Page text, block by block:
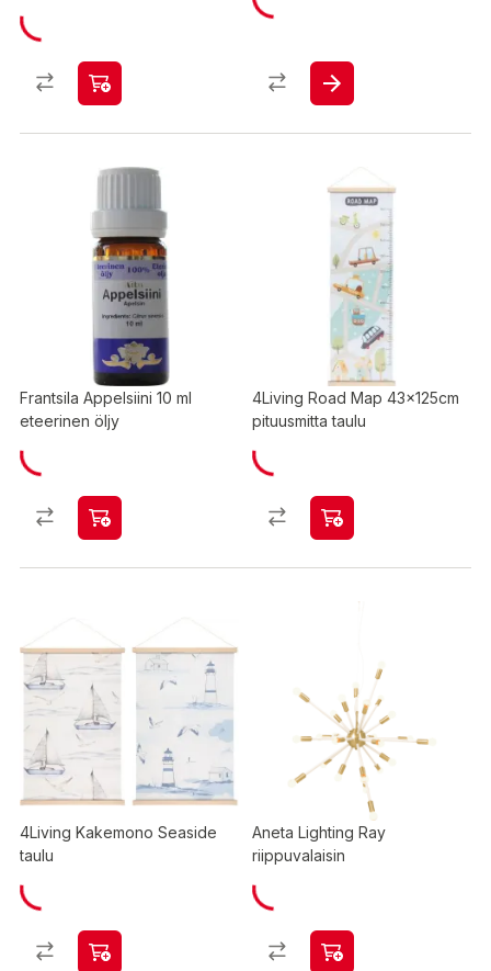
Frantsila Appelsiini 10 ml
eteerinen öljy
4Living Road Map 43x125cm
pituusmitta taulu
4Living Kakemono Seaside
taulu
Aneta Lighting Ray
riippuvalaisin